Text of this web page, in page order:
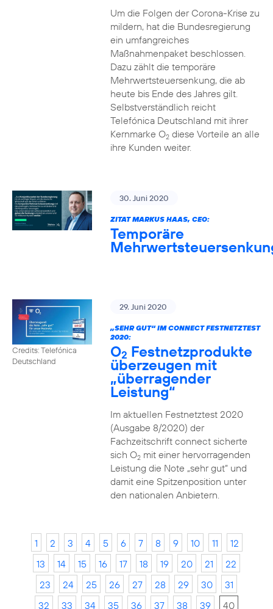
Um die Folgen der Corona-Krise zu
mildern, hat die Bundesregierung
ein umfangreiches
Maßnahmenpaket beschlossen.
Dazu zählt die temporäre
Mehrwertsteuersenkung, die ab
heute bis Ende des Jahres gilt.
Selbstverständlich reicht
Telefónica Deutschland mit ihrer
Kernmarke O2diese Vorteile an alle
ihre Kunden weiter.
30. Juni 2020
ZITAT MARKUS HAAS, CEO:
Temporäre
Credits: Telefónica
Deutschland
29. Juni 2020
„SEHR GUT“ IM CONNECT FESTNETZTEST
2020:
O2 Festnetzprodukte
überzeugen mit
„überragender
Leistung“
Im aktuellen Festnetztest 2020
(Ausgabe 8/2020) der
Fachzeitschrift connect sicherte
sich O2mit einer hervorragenden
Leistung die Note „sehr gut“ und
damit eine Spitzenposition unter
den nationalen Anbietern.
1 2 3 4 5 6 7 8 9 10 11
12
13
14 15 16 17 18 19 20 21
22
23
24 25 26 27 28 29 30
31
32
33 34 35 36 37 38 39 40